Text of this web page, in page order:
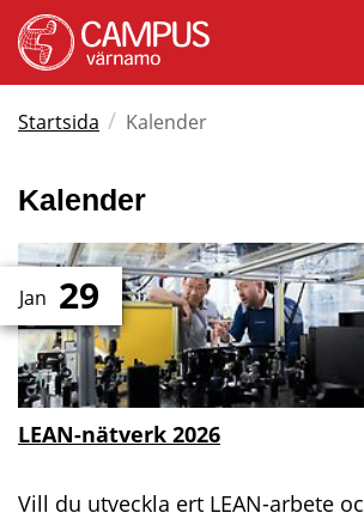
Startsida / Kalender
Kalender
Jan 29
LEAN-nätverk 2026
Vill du utveckla ert LEAN-arbete